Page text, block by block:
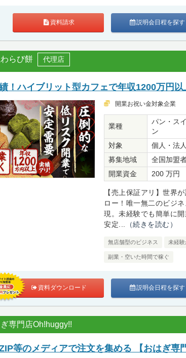
資料請求 説明会日程を探す
らび餅 代理店
！ハイブリット型カフェで年収1200万円以
開業お祝い金対象企業
業種
パン・ス
ン
対象
個人・法人
募集地域
全国加盟
開業資金
200 万円
【売上保証アリ】世界
ロー！唯一無二のビジ
現。未経験でも簡単に
安定...
（続きを読む）
無店舗型のビジネス 未経験
副業・空いた時間で稼ぐ
資料ダウンロード 説明会日程を探す
専門店Oh!huggy!!
等のメディアで注文を集める 【おはぎ専